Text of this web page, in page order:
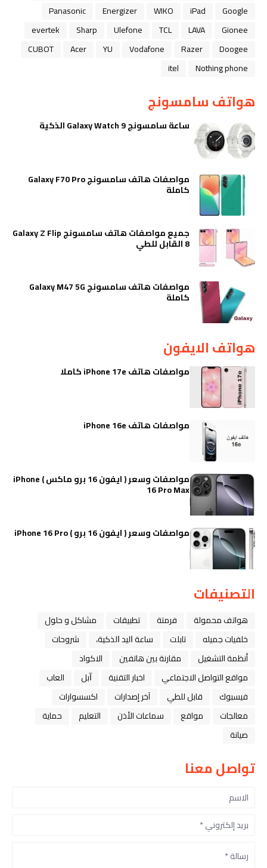
Google
iPad
WIKO
Energizer
Panasonic
Gionee
LAVA
TCL
Ulefone
Sharp
evertek
Doogee
Razer
Vodafone
YU
Acer
CUBOT
Nothing phone
itel
هواتف سامسونج
ساعة سامسونج Galaxy Watch 9 الذكية
مواصفات هاتف سامسونج Galaxy F70 Pro
كاملة
جميع مواصفات هاتف سامسونج Galaxy Z Flip
8 القابل للطي
مواصفات هاتف سامسونج Galaxy M47 5G
كاملة
هواتف الايفون
مواصفات هاتف iPhone 17e كاملا
مواصفات هاتف iPhone 16e
مواصفات وسعر ( ايفون 16 برو ماكس ) iPhone
16 Pro Max
مواصفات وسعر ( ايفون 16 برو ) iPhone 16 Pro
التصنيفات
هواتف محمولة فرمتة تطبيقات
مشاكل و حلول
خلفيات جميله
تابلت ﺳﺎﻋﺔ ﺍﻟﻴﺪ ﺍﻟﺬﻛﻴﺔ،
شروحات
أنظمة التشغيل
مقارنة بين هاتفين
الاكواد
مواقع التواصل الاجتماعي
اخبار التقنية ﺁﺑﻞ
العاب
فيسبوك
قابل للطي آخر إصدارات
اكسسوارات
معالجات
مواقع سماعات الأذن التعليم
حماية
صيانة
تواصل معنا